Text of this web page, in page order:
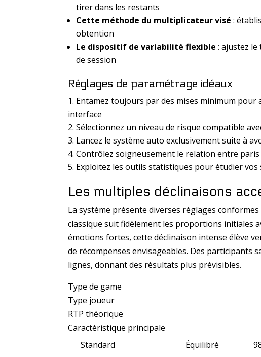
tirer dans les restants
Cette méthode du multiplicateur visé :
obtention
Le dispositif de variabilité flexible : ajustez le
de session
Réglages de paramétrage idéaux
Entamez toujours par des mises minimum
interface
Sélectionnez un niveau de risque compatible
Lancez le système auto exclusivement suite à
Contrôlez soigneusement le relation entre
Exploitez les outils statistiques pour étudier
Les multiples déclinaisons
La système présente diverses réglages
classique suit fidèlement les proportions initiales
émotions fortes, cette déclinaison intense élève
de récompenses envisageables. Des participants
lignes, donnant des résultats plus prévisibles.
Type de game
Type joueur
RTP théorique
Caractéristique principale
Standard
Équilibré